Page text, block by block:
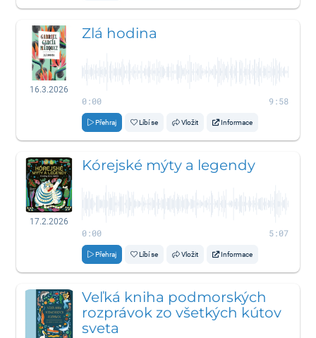
16.3.2026
Zlá hodina
0:00 9:58
Přehraj Líbí se Vložit Informace
17.2.2026
Kórejské mýty a legendy
0:00 5:07
Přehraj Líbí se Vložit Informace
Veľká kniha podmorských
rozprávok zo všetkých kútov
sveta